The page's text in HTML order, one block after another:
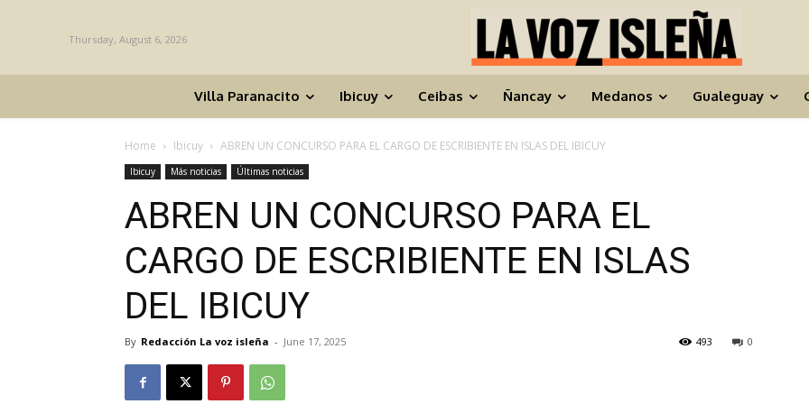
Thursday, August 6, 2026
Villa Paranacito Ibicuy Ceibas Ñancay Medanos Gualeguay
Home Ibicuy ABREN UN CONCURSO PARA EL CARGO DE ESCRIBIENTE EN ISLAS DEL IBICUY
Ibicuy Más noticias Últimas noticias
ABREN UN CONCURSO PARA EL
CARGO DE ESCRIBIENTE EN ISLAS
DEL IBICUY
By Redacción La voz isleña - June 17, 2025 0
493